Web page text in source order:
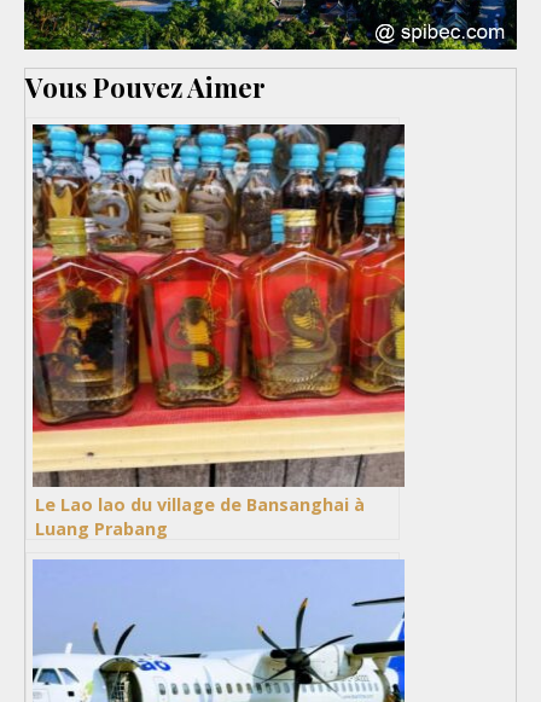
Vous Pouvez Aimer
Le Lao lao du village de Bansanghai à
Luang Prabang